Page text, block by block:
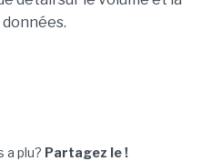
a plu? Partagez le !